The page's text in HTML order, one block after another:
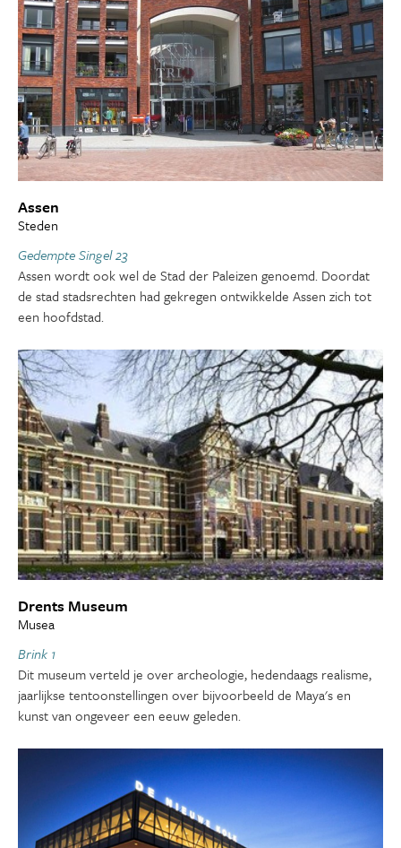
Assen
Steden
Gedempte Singel 23
Assen wordt ook wel de Stad der Paleizen genoemd. Doordat
de stad stadsrechten had gekregen ontwikkelde Assen zich tot
een hoofdstad.
Drents Museum
Musea
Brink 1
Dit museum verteld je over archeologie, hedendaags realisme,
jaarlijkse tentoonstellingen over bijvoorbeeld de Maya's en
kunst van ongeveer een eeuw geleden.